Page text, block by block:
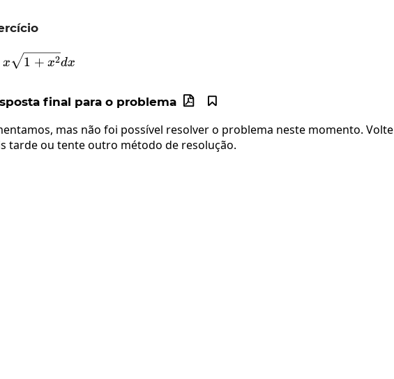
\int\:\:x\sqrt{1+x^2}dx
x 1 + x2dx
final para o problema 

mas não foi possível resolver o problema neste momento. Volte
tarde ou tente outro método de resolução.